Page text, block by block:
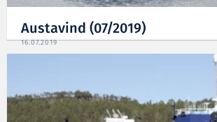
Austavind (07/2019)
16.07.2019